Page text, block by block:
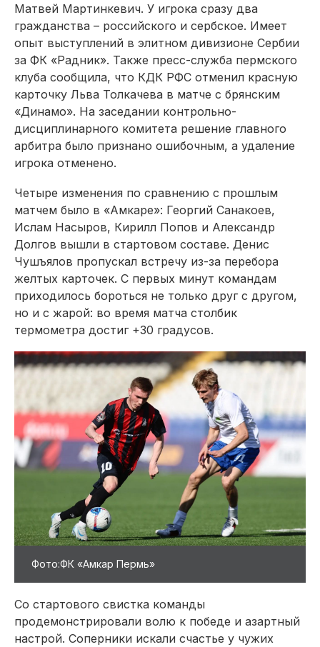
Матвей Мартинкевич. У игрока сразу два
гражданства – российского и сербское. Имеет
опыт выступлений в элитном дивизио­не Сербии
за ФК «Радник». Также пресс-служба пермского
клуба сообщила, что КДК РФС отменил красную
карточку Льва Толкачева в матче с брянским
«Динамо». На заседании контрольно-
дисциплинарного комитета решение главного
арбитра было признано ошибочным, а удаление
игрока отменено.
Четыре изменения по сравнению с прошлым
матчем было в «Амкаре»: Георгий Санакоев,
Ислам Насыров, Кирилл Попов и Александр
Долгов вышли в стартовом составе. Денис
Чушъялов пропускал встречу из-за перебора
желтых карточек. С первых минут командам
приходилось бороться не только друг с другом,
но и с жарой: во время матча столбик
термометра достиг +30 градусов.
Фото:ФК «Амкар Пермь»
Со стартового свистка команды
продемонстрировали волю к победе и азартный
настрой. Соперники искали счастье у чужих